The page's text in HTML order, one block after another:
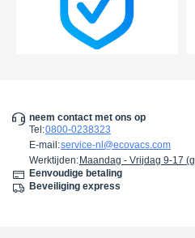
neem contact met ons op
Tel:0800-0238323
E-mail:service-nl@ecovacs.com
Werktijden:Maandag - Vrijdag 9-17
Eenvoudige betaling
Beveiliging express